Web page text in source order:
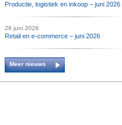
Productie, logistiek en inkoop – juni 2026
26 juni 2026
Retail en e-commerce – juni 2026
Meer nieuws